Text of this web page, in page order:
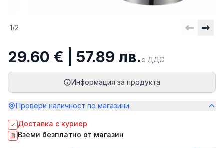
1/2
29.60 € | 57.89 лв.с ДДС
Информация за продукта
Провери наличност по магазини
Доставка с куриер
Вземи безплатно от магазин